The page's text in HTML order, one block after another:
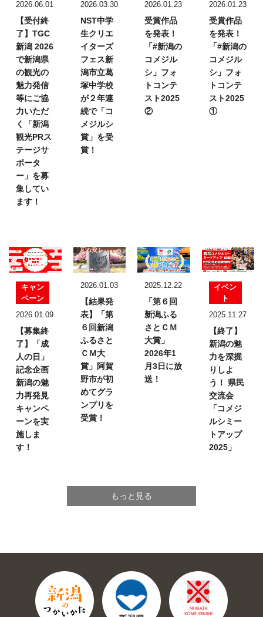
2026.06.01
【受付終
了】TGC
新潟 2026
で新潟県
の観光の
魅力発信
等にご協
力いただ
く「新潟
観光PRス
テージサ
ポータ
ー」を募
集してい
ます！
2026.03.30
NST中学
生クリエ
イターズ
フェス新
潟市立葛
塚中学校
が２年連
続で「コ
メジルシ
賞」を受
賞！
2026.01.23
受賞作品
を発表！
「#新潟の
コメジル
シ」フォ
トコンテ
スト2025
②
2026.01.23
受賞作品
を発表！
「#新潟の
コメジル
シ」フォ
トコンテ
スト2025
①
キャン
ペーン
2026.01.09
【募集終
了】「成
人の日」
記念企画
新潟の魅
力再発見
キャンペ
ーンを実
施しま
す！
2026.01.03
【結果発
表】
「第
６回新潟
ふるさと
ＣＭ大
賞」 阿賀
野市が初
めてグラ
ンプリを
受賞！
2025.12.22
「第６回
新潟ふる
さとＣＭ
大賞」
2026年1
月3日に放
送！
イベン
ト
2025.11.27
【終了】
新潟の魅
力を深掘
りしよ
う！ 県民
交流会
「コメジ
ルシミー
トアップ
2025」
もっと見る